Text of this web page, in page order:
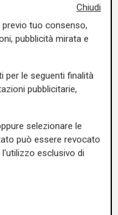
violenza
scatena
Chiudi
tuo consenso,
pubblicità mirata e
per le seguenti finalità
pubblicitarie,
selezionare le
può essere revocato
esclusivo di